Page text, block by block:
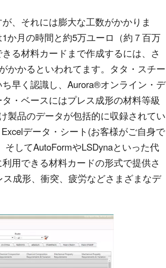
、それには膨大な工数がかかりま
か月の時間と約5万ユーロ（約７百万
る材料カードまで作成するには、さ
かかるといわれてます。タタ・スチー
早く認識し、Aurora®オンライン・デ
・ベースにはプレス成形の材料等級
製品のデータが包括的に収録されてい
データ・シート(お客様がご自身で
してAutoFormやLSDynaといった代
用できる材料カードの形式で提供さ
成形、衝突、疲労などさまざまなデ